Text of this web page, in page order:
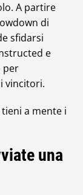
A partire
di
sfidarsi
e
per
vincitori.
a mente i
una